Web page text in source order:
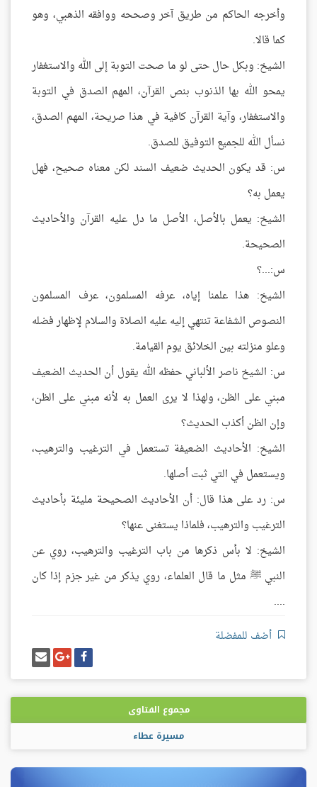
وأخرجه الحاكم من طريق آخر وصححه ووافقه الذهبي، وهو
كما قالا.
الشيخ: وبكل حال حتى لو ما صحت التوبة إلى الله والاستغفار
يمحو الله بها الذنوب بنص القرآن، المهم الصدق في التوبة
والاستغفار، وآية القرآن كافية في هذا صريحة، المهم الصدق،
نسأل الله للجميع التوفيق للصدق.
س: قد يكون الحديث ضعيف السند لكن معناه صحيح، فهل
يعمل به؟
الشيخ: يعمل بالأصل، الأصل ما دل عليه القرآن والأحاديث
الصحيحة.
س:...؟
الشيخ: هذا علمنا إياه، عرفه المسلمون، عرف المسلمون
النصوص الشفاعة تنتهي إليه عليه الصلاة والسلام لإظهار فضله
وعلو منزلته بين الخلائق يوم القيامة.
س: الشيخ ناصر الألباني حفظه الله يقول أن الحديث الضعيف
مبني على الظن، ولهذا لا يرى العمل به لأنه مبني على الظن،
وإن الظن أكذب الحديث؟
الشيخ: الأحاديث الضعيفة تستعمل في الترغيب والترهيب،
ويستعمل في التي ثبت أصلها.
س: رد على هذا قال: أن الأحاديث الصحيحة مليئة بأحاديث
الترغيب والترهيب، فلماذا يستغنى عنها؟
الشيخ: لا بأس ذكرها من باب الترغيب والترهيب، روي عن
النبي ﷺ مثل ما قال العلماء، روي يذكر من غير جزم إذا كان
....
أضف للمفضلة
شارك
على
فيسبوك
شارك
على
غوغل
بلس
إرسل
إيميل
مجموع الفتاوى
مسيرة عطاء